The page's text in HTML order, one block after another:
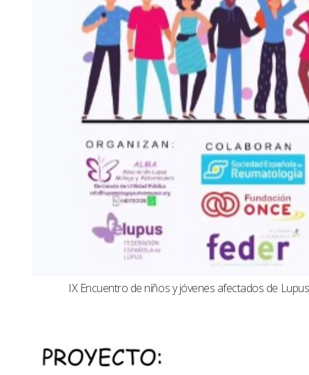
IX Encuentro de niños y jóvenes afectados de